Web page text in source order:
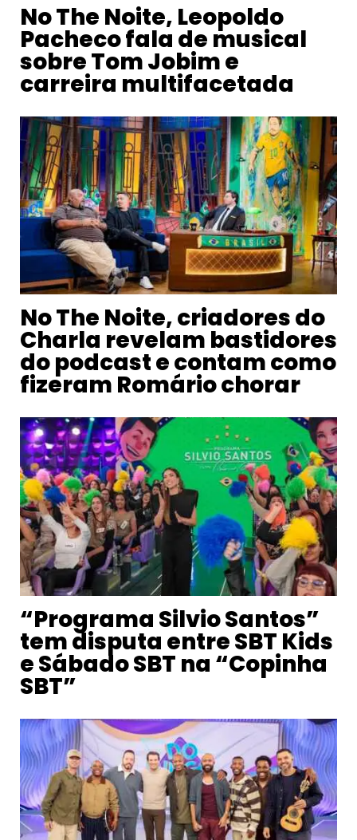
No The Noite, Leopoldo
Pacheco fala de musical
sobre Tom Jobim e
carreira multifacetada
No The Noite, criadores do
Charla revelam bastidores
do podcast e contam como
fizeram Romário chorar
“Programa Silvio Santos”
tem disputa entre SBT Kids
e Sábado SBT na “Copinha
SBT”